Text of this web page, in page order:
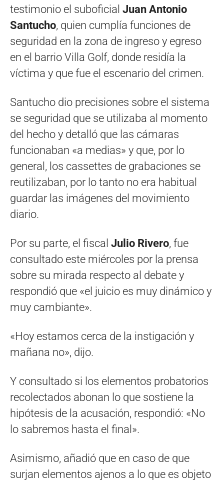
testimonio el suboficial Juan Antonio
Santucho, quien cumplía funciones de
seguridad en la zona de ingreso y egreso
en el barrio Villa Golf, donde residía la
víctima y que fue el escenario del crimen.
Santucho dio precisiones sobre el sistema
se seguridad que se utilizaba al momento
del hecho y detalló que las cámaras
funcionaban «a medias» y que, por lo
general, los cassettes de grabaciones se
reutilizaban, por lo tanto no era habitual
guardar las imágenes del movimiento
diario.
Por su parte, el fiscal Julio Rivero, fue
consultado este miércoles por la prensa
sobre su mirada respecto al debate y
respondió que «el juicio es muy dinámico y
muy cambiante».
«Hoy estamos cerca de la instigación y
mañana no», dijo.
Y consultado si los elementos probatorios
recolectados abonan lo que sostiene la
hipótesis de la acusación, respondió: «No
lo sabremos hasta el final».
Asimismo, añadió que en caso de que
surjan elementos ajenos a lo que es objeto